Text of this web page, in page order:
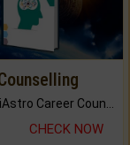
The CogniAstro Career Counselling Report is the most comprehensive report available on this topic.
CHECK NOW